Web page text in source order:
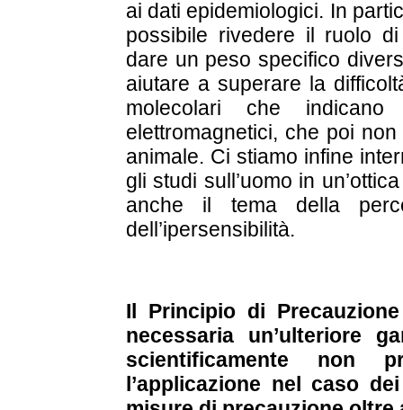
ai dati epidemiologici. In
possibile rivedere il ruolo
dare un peso specifico
aiutare a superare la
molecolari che
elettromagnetici, che poi
animale. Ci stiamo infine
gli studi sull’uomo in
anche il tema della
dell’ipersensibilità.
Il Principio di
necessaria un’ulteriore
scientificamente non
l’applicazione nel caso